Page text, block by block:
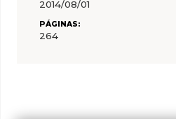
2014/08/01
PÁGINAS:
264